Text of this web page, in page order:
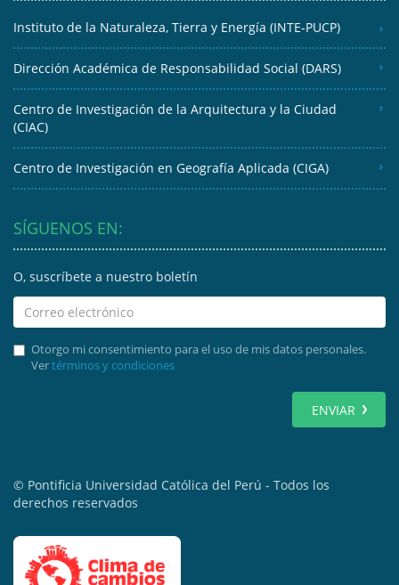
Instituto de la Naturaleza, Tierra y Energía (INTE-PUCP)
Dirección Académica de Responsabilidad Social (DARS)
Centro de Investigación de la Arquitectura y la Ciudad
(CIAC)
Centro de Investigación en Geografía Aplicada (CIGA)
SÍGUENOS EN:
O, suscríbete a nuestro boletín
Otorgo mi consentimiento para el uso de mis datos personales.
Vertérminos y condiciones
ENVIAR
© Pontificia Universidad Católica del Perú - Todos los
derechos reservados